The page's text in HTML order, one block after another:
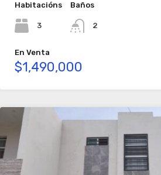
Habitacións
3
Baños
2
En Venta
$1,490,000